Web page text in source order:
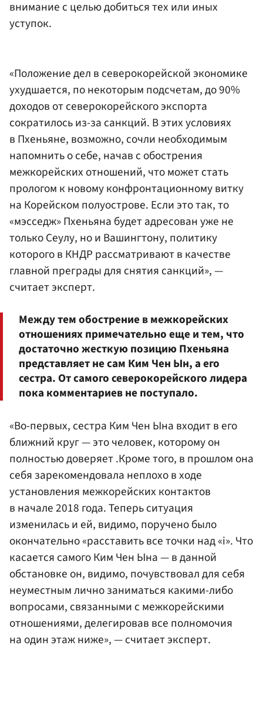
внимание с целью добиться тех или иных
уступок.
«Положение дел в северокорейской экономике
ухудшается, по некоторым подсчетам, до 90%
доходов от северокорейского экспорта
сократилось из-за санкций. В этих условиях
в Пхеньяне, возможно, сочли необходимым
напомнить о себе, начав с обострения
межкорейских отношений, что может стать
прологом к новому конфронтационному витку
на Корейском полуострове. Если это так, то
«мэсседж» Пхеньяна будет адресован уже не
только Сеулу, но и Вашингтону, политику
которого в КНДР рассматривают в качестве
главной преграды для снятия санкций», —
считает эксперт.
Между тем обострение в межкорейских
отношениях примечательно еще и тем, что
достаточно жесткую позицию Пхеньяна
представляет не сам Ким Чен Ын, а его
сестра. От самого северокорейского лидера
пока комментариев не поступало.
«Во-первых, сестра Ким Чен Ына входит в его
ближний круг — это человек, которому он
полностью доверяет .Кроме того, в прошлом она
себя зарекомендовала неплохо в ходе
установления межкорейских контактов
в начале 2018 года. Теперь ситуация
изменилась и ей, видимо, поручено было
окончательно «расставить все точки над «i». Что
касается самого Ким Чен Ына — в данной
обстановке он, видимо, почувствовал для себя
неуместным лично заниматься какими-либо
вопросами, связанными с межкорейскими
отношениями, делегировав все полномочия
на один этаж ниже», — считает эксперт.